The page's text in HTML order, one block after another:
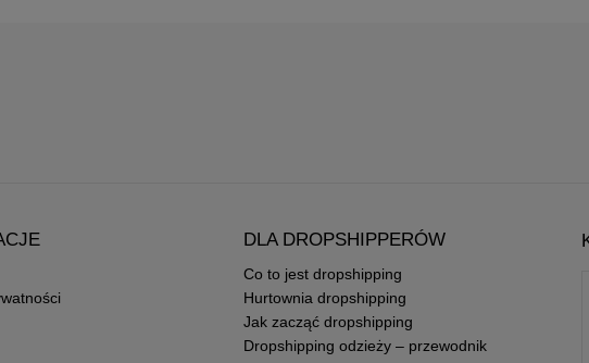
DLA DROPSHIPPERÓW
Co to jest dropshipping
Hurtownia dropshipping
Jak zacząć dropshipping
Dropshipping odzieży – przewodnik